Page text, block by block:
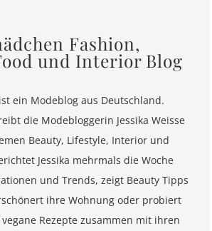
Fashion,
und Interior Blog
ein Modeblog aus Deutschland.
die Modebloggerin Jessika Weisse
Beauty, Lifestyle, Interior und
Jessika mehrmals die Woche
und Trends, zeigt Beauty Tipps
ihre Wohnung oder probiert
Rezepte zusammen mit ihren